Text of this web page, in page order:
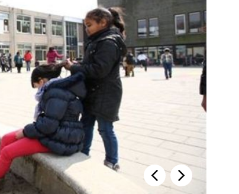
Vorige slideVolgende slide